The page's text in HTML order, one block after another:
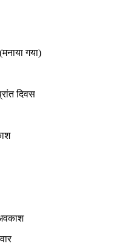
गया)
दिवस